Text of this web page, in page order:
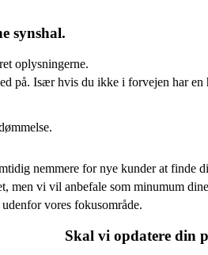
synshal.
oplysningerne.
på. Især hvis du ikke i forvejen har en
nemmere for nye kunder at finde
men vi vil anbefale som minumum
vores fokusområde.
Skal vi opdatere din